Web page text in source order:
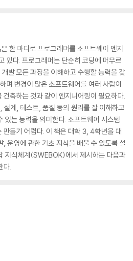
은 한 마디로 프로그래머를 소프트웨어 엔지
있다. 프로그래머는 단순히 코딩에 머무르
발 모든 과정을 이해하고 수행할 능력을 갖
며 변경이 많은 소프트웨어를 여러 사람이
축하는 것과 같이 엔지니어링이 필요하다.
설계, 테스트, 품질 등의 원리를 잘 이해하고
있는 능력을 의미한다. 소프트웨어 시스템
만들기 어렵다. 이 책은 대학 3, 4학년을 대
운영에 관한 기초 지식을 배울 수 있도록 설
지식체계(SWEBOK)에서 제시하는 다음과
다.